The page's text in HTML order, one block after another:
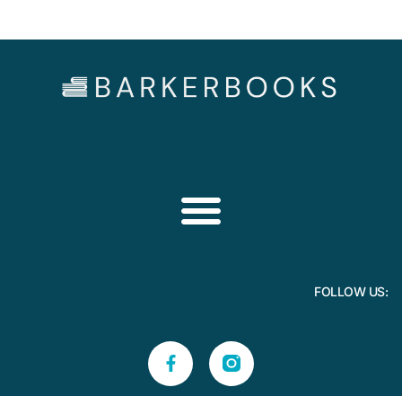
FOLLOW US: